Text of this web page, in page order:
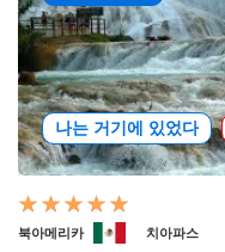
나는 거기에 있었다
북아메리카 치아파스